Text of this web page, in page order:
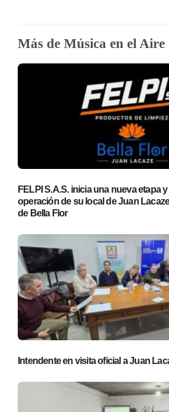
Más de Música en el Aire
FELPI S.A.S. inicia una nueva etapa
operación de su local de Juan
de Bella Flor
Intendente en visita oficial a Juan